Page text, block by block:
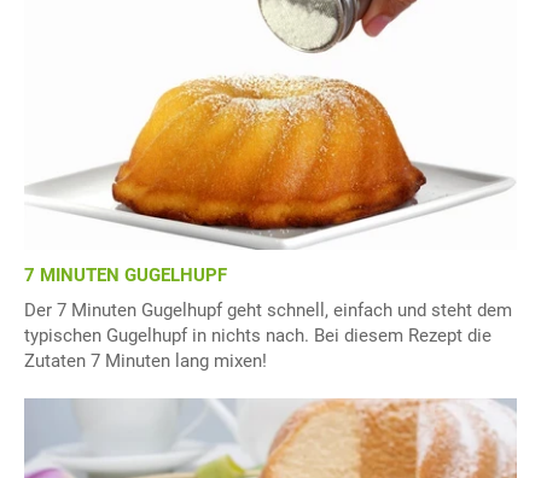
7 MINUTEN GUGELHUPF
Der 7 Minuten Gugelhupf geht schnell, einfach und steht dem
typischen Gugelhupf in nichts nach. Bei diesem Rezept die
Zutaten 7 Minuten lang mixen!